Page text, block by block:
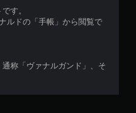
す。
ルドの「手帳」から閲覧で
称「ヴァナルガンド」、そ